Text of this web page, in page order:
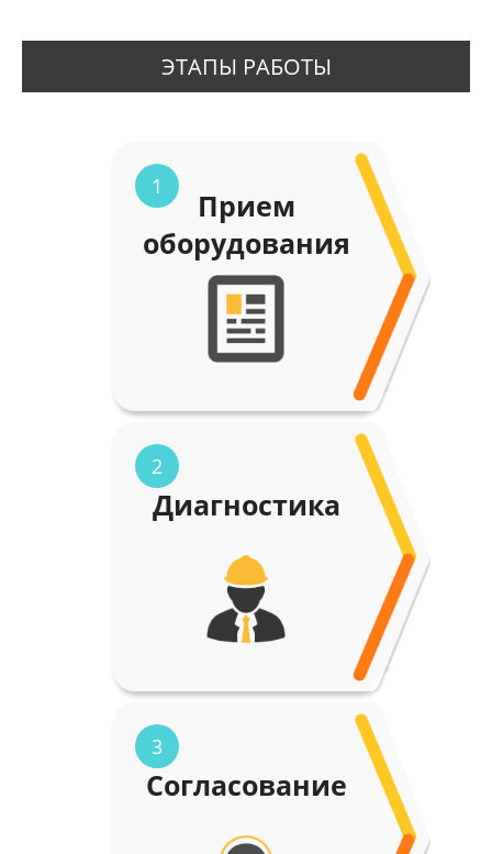
ЭТАПЫ РАБОТЫ
1
Прием
оборудования
2
Диагностика
3
Согласование